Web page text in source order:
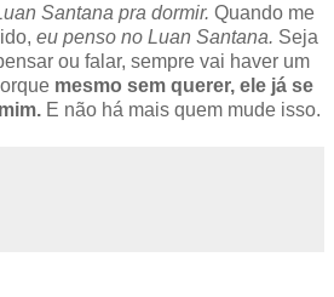
Santana pra dormir. Quando me
eu penso no Luan Santana. Seja
ou falar, sempre vai haver um
mesmo sem querer, ele já se
E não há mais quem mude isso.